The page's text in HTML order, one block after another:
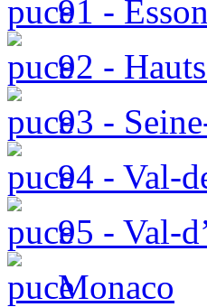
91 -
92 -
93 -
94 - Val-
95 - Val-
Monaco